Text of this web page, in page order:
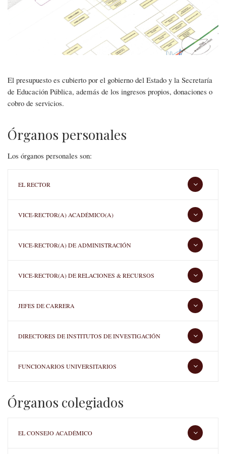
General
El presupuesto es cubierto por el gobierno del Estado y la Secretaría
de Educación Pública, además de los ingresos propios, donaciones o
cobro de servicios.
Órganos personales
Los órganos personales son:
EL RECTOR
VICE-RECTOR(A) ACADÉMICO(A)
VICE-RECTOR(A) DE ADMINISTRACIÓN
VICE-RECTOR(A) DE RELACIONES & RECURSOS
JEFES DE CARRERA
DIRECTORES DE INSTITUTOS DE INVESTIGACIÓN
FUNCIONARIOS UNIVERSITARIOS
Órganos colegiados
EL CONSEJO ACADÉMICO